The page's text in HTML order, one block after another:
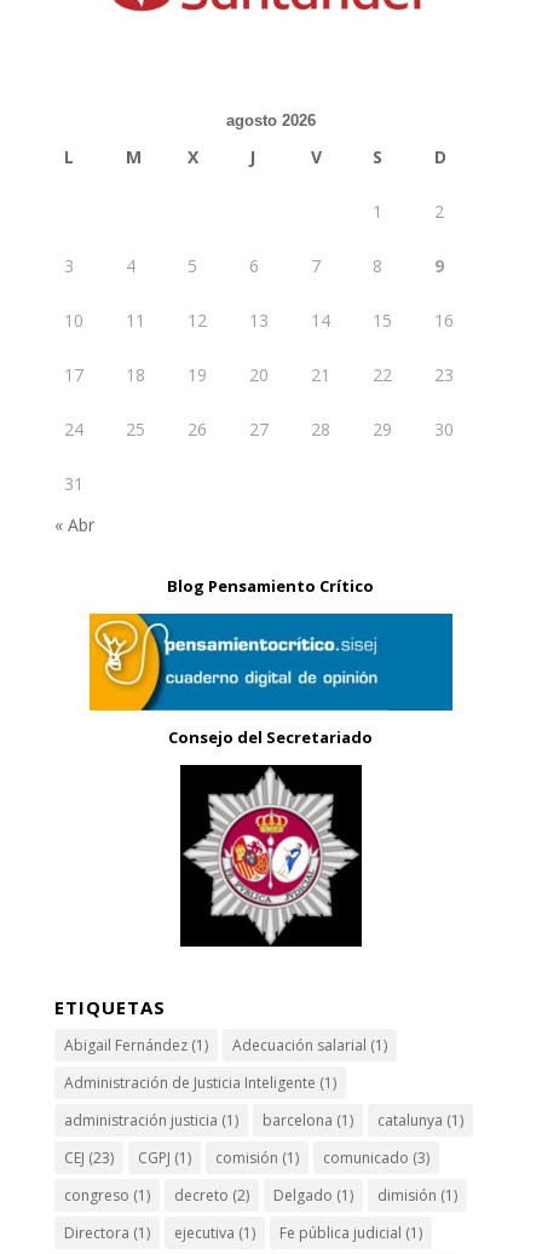
agosto 2026
L M X J V S D
1 2
3 4 5 6 7 8 9
10 11 12 13 14 15 16
17 18 19 20 21 22 23
24 25 26 27 28 29 30
31
« Abr
Blog Pensamiento Crítico
Consejo del Secretariado
ETIQUETAS
Abigail Fernández(1) Adecuación salarial (1)
Administración de Justicia Inteligente (1)
administración justicia (1) barcelona (1) catalunya (1)
CEJ (23) CGPJ (1) comisión (1) comunicado (3)
congreso (1) decreto (2) Delgado (1) dimisión (1)
Directora (1) ejecutiva (1) Fe pública judicial (1)